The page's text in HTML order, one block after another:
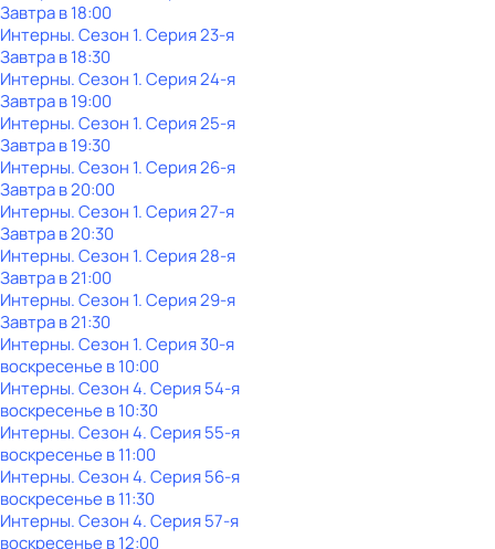
Завтра в 18:00
Интерны. Сезон 1. Серия 23-я
Завтра в 18:30
Интерны. Сезон 1. Серия 24-я
Завтра в 19:00
Интерны. Сезон 1. Серия 25-я
Завтра в 19:30
Интерны. Сезон 1. Серия 26-я
Завтра в 20:00
Интерны. Сезон 1. Серия 27-я
Завтра в 20:30
Интерны. Сезон 1. Серия 28-я
Завтра в 21:00
Интерны. Сезон 1. Серия 29-я
Завтра в 21:30
Интерны. Сезон 1. Серия 30-я
воскресенье в10:00
Интерны. Сезон 4. Серия 54-я
воскресенье в10:30
Интерны. Сезон 4. Серия 55-я
воскресенье в11:00
Интерны. Сезон 4. Серия 56-я
воскресенье в11:30
Интерны. Сезон 4. Серия 57-я
воскресенье в12:00